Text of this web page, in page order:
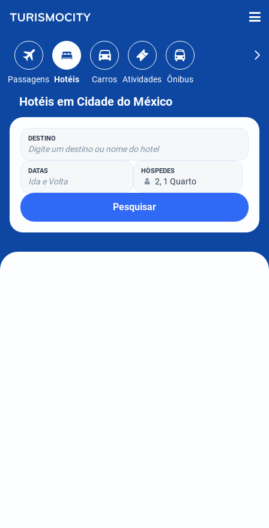
Passagens Hotéis Carros Atividades Ônibus
Hotéis em Cidade do México
DESTINO
Digite um destino ou nome do hotel
DATAS
Ida e Volta
HÓSPEDES
2, 1 Quarto
Pesquisar